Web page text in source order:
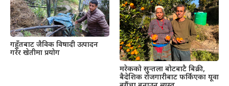
गहुँतबाट जैविक विषादी उत्पादन
गरेर खेतीमा प्रयोग
मरेकको सुन्तला बोटबाटै बिक्री,
बैदेशिक रोजगारीबाट फर्किएका यूवा